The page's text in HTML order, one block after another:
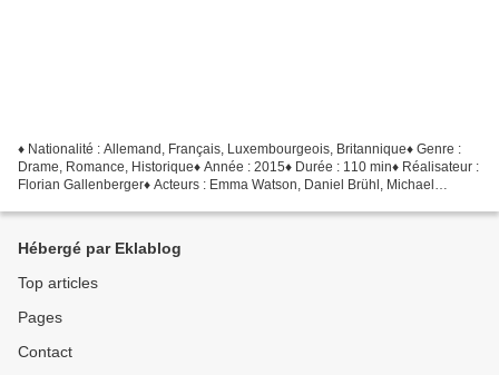
♦ Nationalité : Allemand, Français, Luxembourgeois, Britannique♦ Genre :
Drame, Romance, Historique♦ Année : 2015♦ Durée : 110 min♦ Réalisateur :
Florian Gallenberger♦ Acteurs : Emma Watson, Daniel Brühl, Michael
Hébergé par Eklablog
Top articles
Pages
Contact